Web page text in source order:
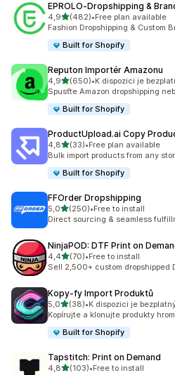
EPROLO‑Dropshipping &
4,9z 5 hvězd
(482)
Celkový počet recenzí: 482
•Free plan available
Fashion Dropshipping & Custom
Built for Shopify
Reputon Importér Amazonu
4,9z 5 hvězd
(650)
Celkový počet recenzí: 650
•K dispozici je
Spusťte Amazon dropshipping
Built for Shopify
ProductUpload.ai Copy
4,8z 5 hvězd
(33)
Celkový počet recenzí: 33
•Free plan available
Bulk import products from any
Built for Shopify
FFOrder Dropshipping
5,0z 5 hvězd
(250)
Celkový počet recenzí: 250
•Free to install
Direct sourcing & seamless
NinjaPOD: DTF Print on
4,4z 5 hvězd
(70)
Celkový počet recenzí: 70
•Free to install
Sell 2,500+ custom dropshipped
Kopy‑fy Import Produktů
5,0z 5 hvězd
(38)
Celkový počet recenzí: 38
•K dispozici je
Kopírujte a klonujte produkty
Built for Shopify
Tapstitch: Print on Demand
4,8z 5 hvězd
(103)
Celkový počet recenzí: 103
•Free to install